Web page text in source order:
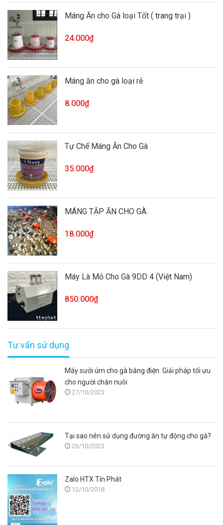
Máng Ăn cho Gà loại Tốt ( trang trại )
24.000₫
Máng ăn cho gà loại rẻ
8.000₫
Tự Chế Máng Ăn Cho Gà
35.000₫
MÁNG TẬP ĂN CHO GÀ.
18.000₫
Máy Là Mỏ Cho Gà 9DD 4 (Việt Nam)
850.000₫
Tư vấn sử dụng
Máy sưởi úm cho gà bằng điện: Giải pháp tối ưu
cho người chăn nuôi
27/10/2023
Tại sao nên sử dụng đường ăn tự động cho gà?
26/10/2023
Zalo HTX Tín Phát
12/10/2018